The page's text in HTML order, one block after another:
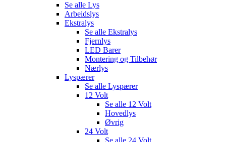
Se alle Lys
Arbeidslys
Ekstralys
Se alle Ekstralys
Fjernlys
LED Barer
Montering og Tilbehør
Nærlys
Lyspærer
Se alle Lyspærer
12 Volt
Se alle 12 Volt
Hovedlys
Øvrig
24 Volt
Se alle 24 Volt